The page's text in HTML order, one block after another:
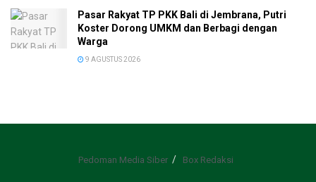
Pasar Rakyat TP PKK Bali di Jembrana, Putri
Koster Dorong UMKM dan Berbagi dengan
Warga
9 AGUSTUS 2026
Pedoman Media Siber Box Redaksi